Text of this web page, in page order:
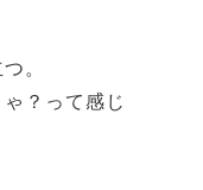
。
？って感じ